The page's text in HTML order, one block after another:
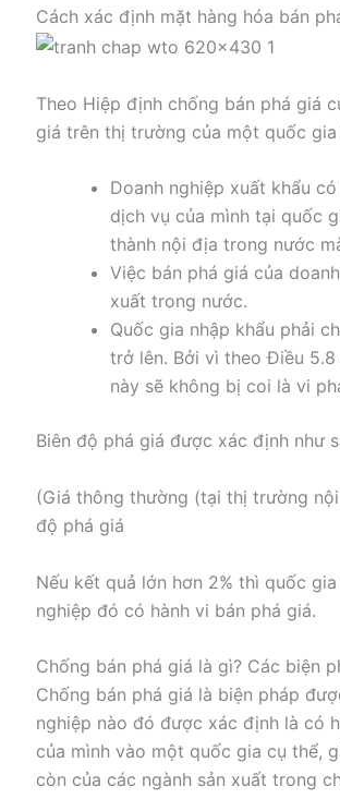
Cách xác định mặt hàng hóa bán
Theo Hiệp định chống bán phá giá
giá trên thị trường của một quốc
Doanh nghiệp xuất khẩu
dịch vụ của mình tại quốc
thành nội địa trong nước
Việc bán phá giá của
xuất trong nước.
Quốc gia nhập khẩu phải
trở lên. Bởi vì theo Điều
này sẽ không bị coi là vi
Biên độ phá giá được xác định như
(Giá thông thường (tại thị trường
độ phá giá
Nếu kết quả lớn hơn 2% thì quốc
nghiệp đó có hành vi bán phá giá.
Chống bán phá giá là gì? Các biện
Chống bán phá giá là biện pháp
nghiệp nào đó được xác định là có
của mình vào một quốc gia cụ thể,
còn của các ngành sản xuất trong